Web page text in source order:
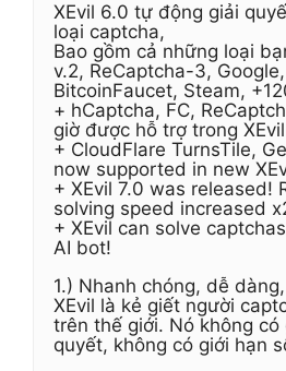
XEvil 6.0 tự động giải
loại captcha,
Bao gồm cả những loại
v.2, ReCaptcha-3,
BitcoinFaucet, Steam,
+ hCaptcha, FC,
giờ được hỗ trợ trong
+ CloudFlare TurnsTile,
now supported in new
+ XEvil 7.0 was released!
solving speed increased
+ XEvil can solve
AI bot!
1.) Nhanh chóng, dễ
XEvil là kẻ giết người
trên thế giới. Nó không có
quyết, không có giới hạn